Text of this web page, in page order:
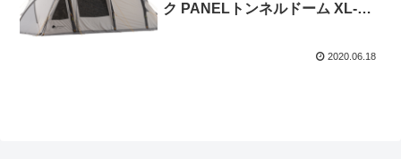
ク PANELトンネルドーム XL-
2020.06.18